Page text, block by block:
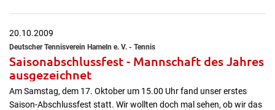
20.10.2009
Deutscher Tennisverein Hameln e. V. - Tennis
Saisonabschlussfest - Mannschaft des Jahres
ausgezeichnet
Am Samstag, dem 17. Oktober um 15.00 Uhr fand unser erstes
Saison-Abschlussfest statt. Wir wollten doch mal sehen, ob wir das